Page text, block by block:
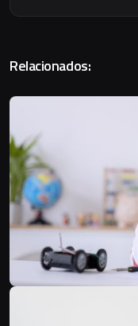
Relacionados: